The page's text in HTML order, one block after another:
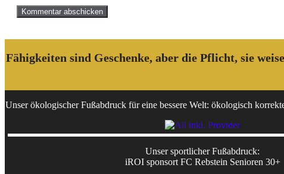
Fähigkeiten sind Geschenke, aber die Pflicht, sie
Unser ökologischer Fußabdruck für eine bessere Welt: ökologisch
Unser sportlicher Fußabdruck:
iROI sponsort FC Rebstein Senioren 30+